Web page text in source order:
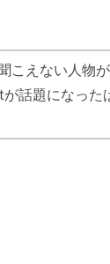
こえない人物
話題になった